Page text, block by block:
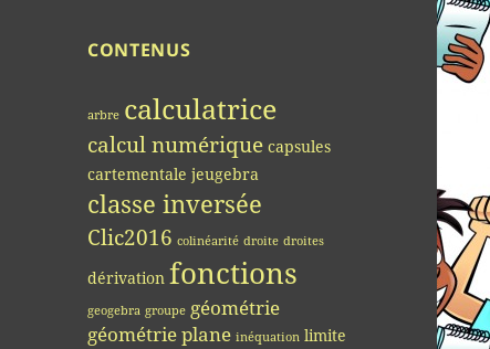
CONTENUS
arbre calculatrice
calcul numérique capsules
cartementale jeugebra
classe inversée
Clic2016 colinéarité droite droites
dérivation fonctions
geogebra groupe géométrie
géométrie plane inéquation limite